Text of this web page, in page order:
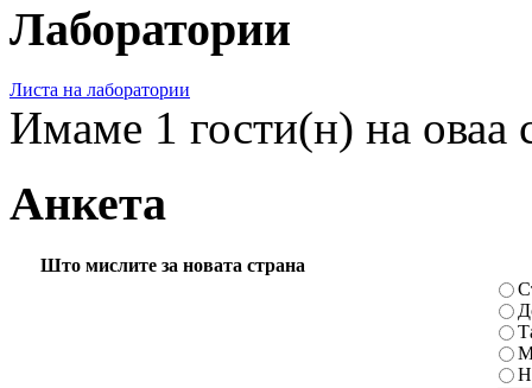
Лаборатории
Листа на лаборатории
Имаме 1 гости(н) на оваа
Анкета
Што мислите за новата страна